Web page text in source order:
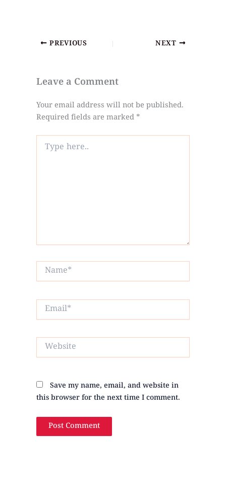
PREVIOUS NEXT
Leave a Comment
Your email address will not be published.
Required fields are marked *
here..
Name*
Email*
Website
Save my name, email, and website in
this browser for the next time I comment.